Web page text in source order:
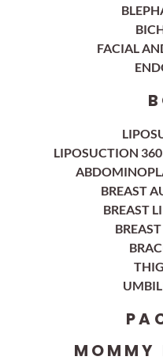
⁠FACIAL
LIPOSUCTION
BREAST
BREAST
⁠MOMMY